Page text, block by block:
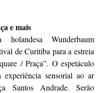
e mais
holandesa Wunderbaum
de Curitiba para a estreia
/ Praça”. O espetáculo
experiência sensorial ao ar
Santos Andrade. Serão